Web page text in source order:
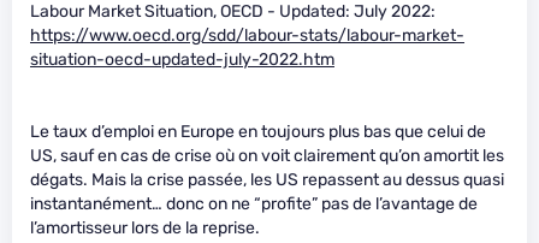
Labour Market Situation, OECD - Updated: July 2022:
https://www.oecd.org/sdd/labour-stats/labour-market-
situation-oecd-updated-july-2022.htm
Le taux d’emploi en Europe en toujours plus bas que celui de
US, sauf en cas de crise où on voit clairement qu’on amortit les
dégats. Mais la crise passée, les US repassent au dessus quasi
instantanément… donc on ne “profite” pas de l’avantage de
l’amortisseur lors de la reprise.